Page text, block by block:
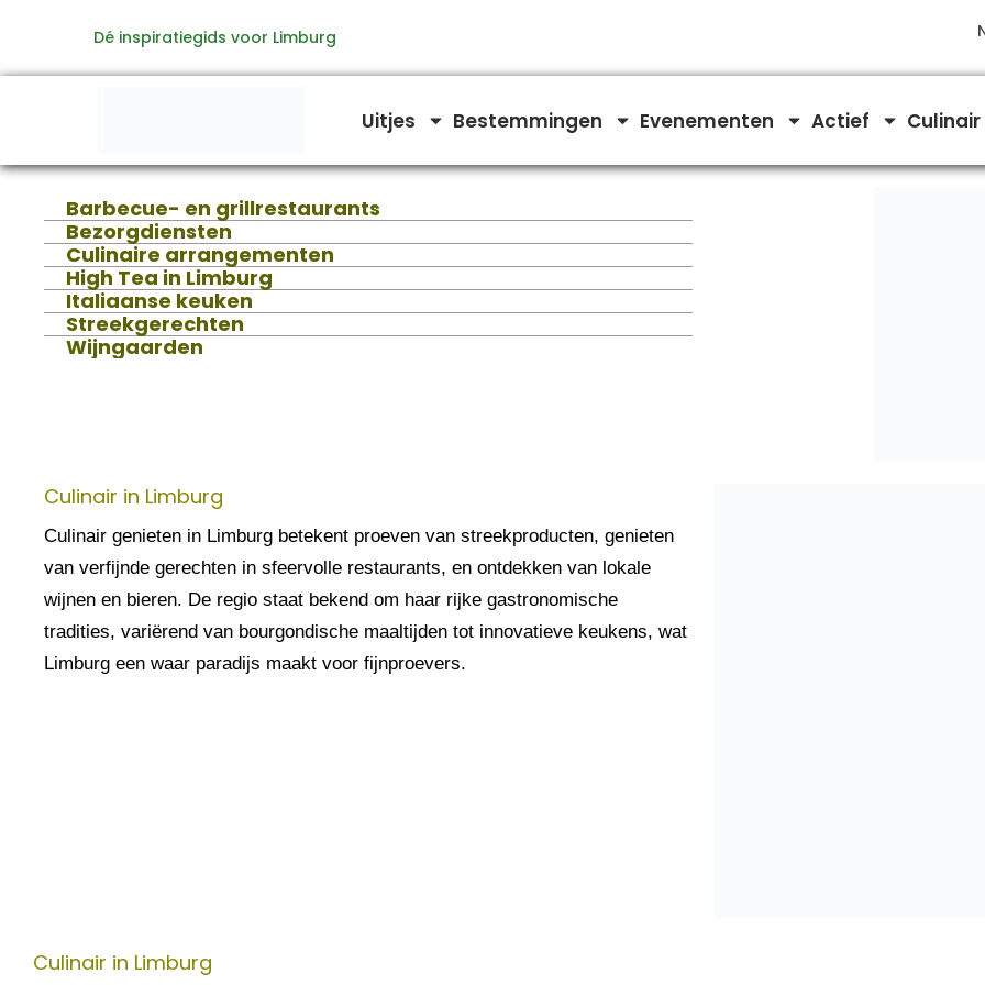
de
Dé inspiratiegids voor Limburg
Uitjes Bestemmingen Evenementen Actief Culinair
Barbecue- en grillrestaurants
Bezorgdiensten
Culinaire arrangementen
High Tea in Limburg
Italiaanse keuken
Streekgerechten
Wijngaarden
Culinair in Limburg
Culinair genieten in Limburg betekent proeven van streekproducten, genieten
van verfijnde gerechten in sfeervolle restaurants, en ontdekken van lokale
wijnen en bieren. De regio staat bekend om haar rijke gastronomische
tradities, variërend van bourgondische maaltijden tot innovatieve keukens, wat
Limburg een waar paradijs maakt voor fijnproevers.
Culinair in Limburg